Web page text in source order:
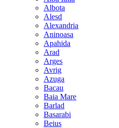
Albota
Alesd
Alexandria
Aninoasa
Apahida
Arad
Arges
Avrig
Azuga
Bacau
Baia Mare
Barlad
Basarabi
Beius